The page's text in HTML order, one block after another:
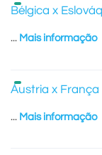
Bélgica x
... Mais informação
Áustria x França
... Mais informação